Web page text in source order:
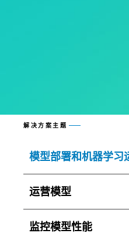
解决方案主题
模型部署和机器学习
运营模型
监控模型性能